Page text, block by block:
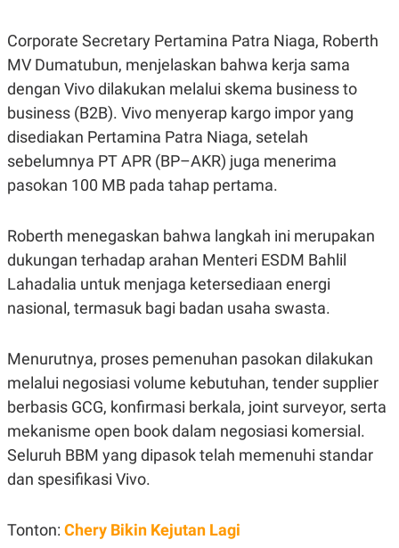
A
N
C
E
A
K
E
M
I
T
N
E
P
A
A
D
V
T
I
S
I
N
E
D
I
A
I
D
OF
Corporate Secretary Pertamina Patra Niaga, Roberth
MV Dumatubun, menjelaskan bahwa kerja sama
dengan Vivo dilakukan melalui skema business to
business (B2B). Vivo menyerap kargo impor yang
disediakan Pertamina Patra Niaga, setelah
sebelumnya PT APR (BP–AKR) juga menerima
pasokan 100 MB pada tahap pertama.
Roberth menegaskan bahwa langkah ini merupakan
dukungan terhadap arahan Menteri ESDM Bahlil
Lahadalia untuk menjaga ketersediaan energi
nasional, termasuk bagi badan usaha swasta.
Menurutnya, proses pemenuhan pasokan dilakukan
melalui negosiasi volume kebutuhan, tender supplier
berbasis GCG, konfirmasi berkala, joint surveyor, serta
mekanisme open book dalam negosiasi komersial.
Seluruh BBM yang dipasok telah memenuhi standar
dan spesifikasi Vivo.
Tonton: Chery Bikin Kejutan Lagi